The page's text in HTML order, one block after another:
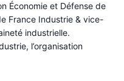
Économie et Défense de
France Industrie & vice-
industrielle.
l’organisation